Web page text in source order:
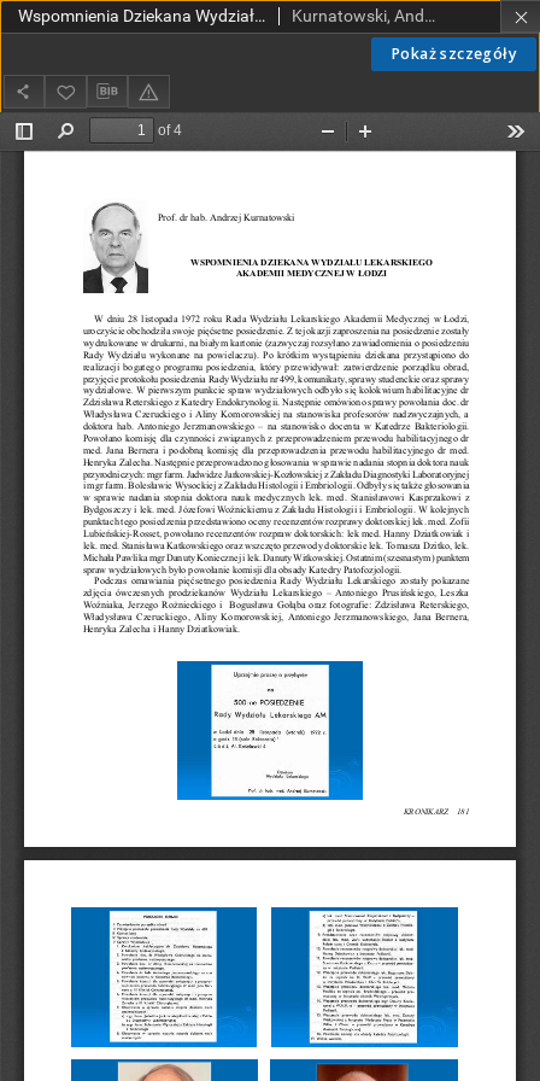
Pokaż szczegóły
Wspomnienia Dziekana Wydziału Lekarskiego Akademii Medycznej w Łodzi Kurnatowski, Andrzej